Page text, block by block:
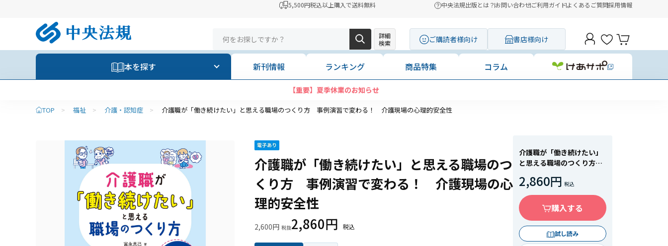
5,500円税込以上購入で送料無料 中央法規出版とは？お問い合わせご利用ガイドよくあるご質問採用情報
詳細
検索
ご購読者様向け 書店様向け
本を探す 新刊情報 ランキング 商品特集 コラム
【重要】夏季休業のお知らせ
TOP > 福祉 > 介護・認知症 > 介護職が「働き続けたい」と思える職場のつくり方 事例演習で変わる！ 介護現場の心理的安全性
介護職が「働き続けたい」と思える職場のつ
くり方 事例演習で変わる！ 介護現場の心
理的安全性
2,600円 2,860円
介護職が「働き続けたい」
と思える職場のつくり方
現場の心理的安全性
2,860円
購入する
試し読み